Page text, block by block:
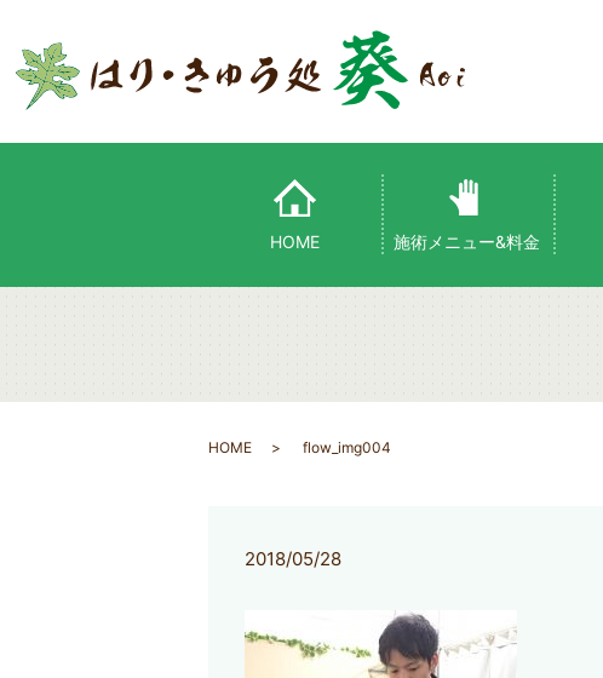
HOME 施術メニュー&料金
HOME flow_img004
2018/05/28